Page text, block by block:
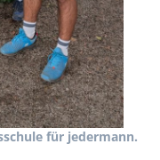
für jedermann.